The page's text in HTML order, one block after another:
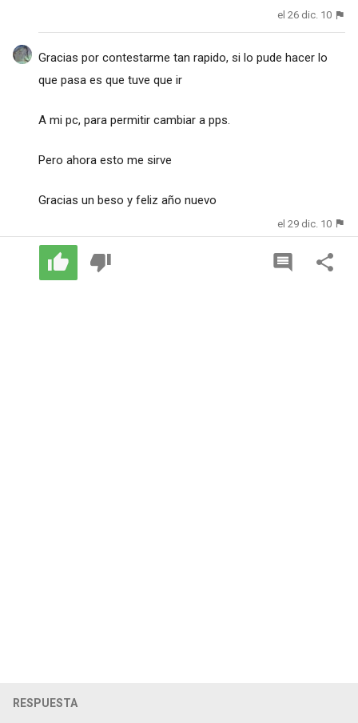
el 26 dic. 10
Gracias por contestarme tan rapido, si lo pude hacer lo
que pasa es que tuve que ir
A mi pc, para permitir cambiar a pps.
Pero ahora esto me sirve
Gracias un beso y feliz año nuevo
el 29 dic. 10
RESPUESTA